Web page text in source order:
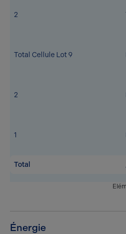
2
Total Cellule Lot 9
2
1
Total
Énergie